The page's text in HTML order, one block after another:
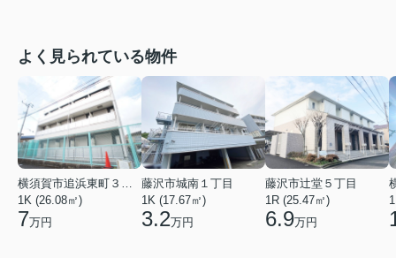
よく見られている物件
横須賀市追浜東町３丁目
1K (26.08㎡)
7万円
藤沢市城南１丁目
1K (17.67㎡)
3.2万円
藤沢市辻堂５丁目
1R (25.47㎡)
6.9万円